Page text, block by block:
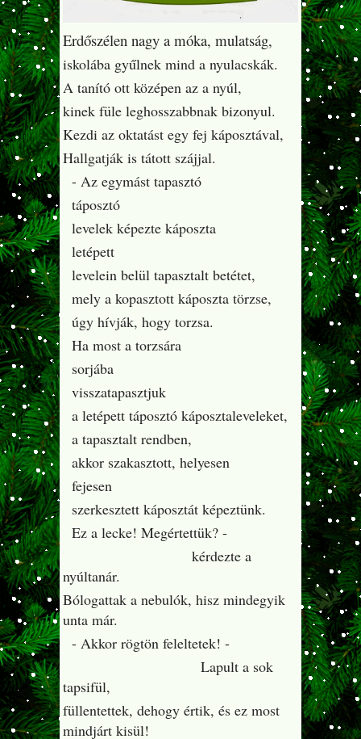
Erdőszélen nagy a móka, mulatság,
iskolába gyűlnek mind a nyulacskák.
A tanító ott középen az a nyúl,
kinek füle leghosszabbnak bizonyul.
Kezdi az oktatást egy fej káposztával,
Hallgatják is tátott szájjal.
- Az egymást tapasztó
táposztó
levelek képezte káposzta
letépett
levelein belül tapasztalt betétet,
mely a kopasztott káposzta törzse,
úgy hívják, hogy torzsa.
Ha most a torzsára
sorjába
visszatapasztjuk
a letépett táposztó káposztaleveleket,
a tapasztalt rendben,
akkor szakasztott, helyesen
fejesen
szerkesztett káposztát képeztünk.
Ez a lecke! Megértettük? -
kérdezte a
nyúltanár.
Bólogattak a nebulók, hisz mindegyik
unta már.
- Akkor rögtön feleltetek! -
Lapult a sok
tapsifül,
füllentettek, dehogy értik, és ez most
mindjárt kisül!